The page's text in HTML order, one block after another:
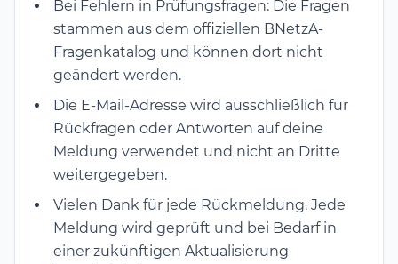
Bei Fehlern in Prüfungsfragen: Die Fragen
stammen aus dem offiziellen BNetzA-
Fragenkatalog und können dort nicht
geändert werden.
Die E-Mail-Adresse wird ausschließlich für
Rückfragen oder Antworten auf deine
Meldung verwendet und nicht an Dritte
weitergegeben.
Vielen Dank für jede Rückmeldung. Jede
Meldung wird geprüft und bei Bedarf in
einer zukünftigen Aktualisierung